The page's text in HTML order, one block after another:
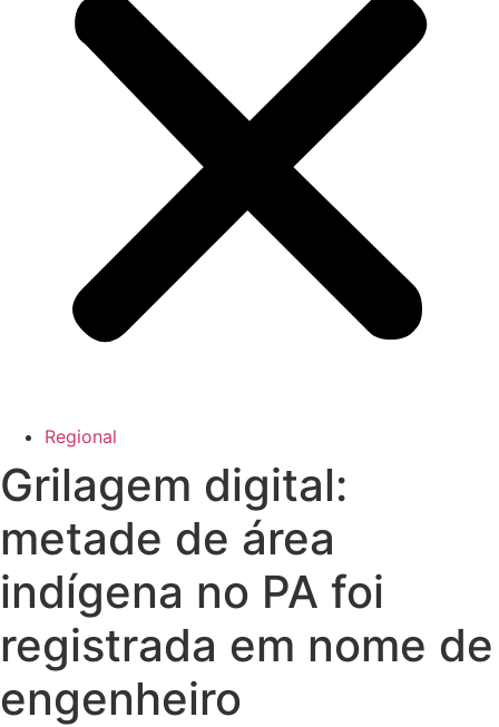
Regional
Grilagem digital:
metade de área
indígena no PA foi
registrada em nome de
engenheiro